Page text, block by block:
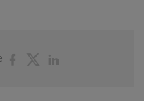
PartagerPartager